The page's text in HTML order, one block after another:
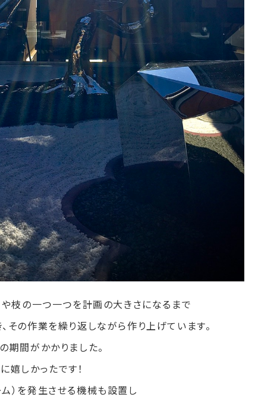
枝の一つ一つを計画の大きさになるまで
その作業を繰り返しながら作り上げています。
期間がかかりました。
嬉しかったです！
）を発生させる機械も設置し